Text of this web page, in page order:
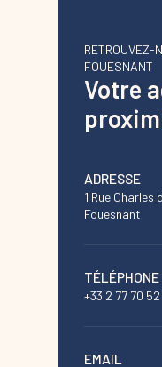
Votre
RETROUVEZ-
FOUESNANT
ADRESSE
1 Rue
Fouesnant
TÉLÉPHONE
+33 2 77 70
EMAIL